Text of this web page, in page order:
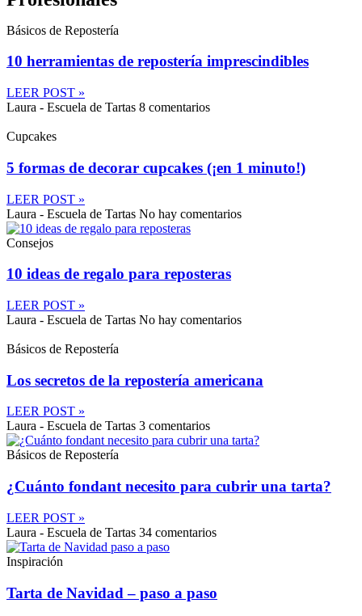
Básicos de Repostería
10 herramientas de repostería imprescindibles
LEER POST »
Laura - Escuela de Tartas 8 comentarios
Cupcakes
5 formas de decorar cupcakes (¡en 1 minuto!)
LEER POST »
Laura - Escuela de Tartas No hay comentarios
Consejos
10 ideas de regalo para reposteras
LEER POST »
Laura - Escuela de Tartas No hay comentarios
Básicos de Repostería
Los secretos de la repostería americana
LEER POST »
Laura - Escuela de Tartas 3 comentarios
Básicos de Repostería
¿Cuánto fondant necesito para cubrir una tarta?
LEER POST »
Laura - Escuela de Tartas 34 comentarios
Inspiración
Tarta de Navidad – paso a paso